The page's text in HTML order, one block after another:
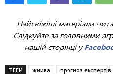
Найсвіжіші матеріали
Слідкуйте за головними
нашій сторінці у
ТЕГИ жнива прогноз експертів